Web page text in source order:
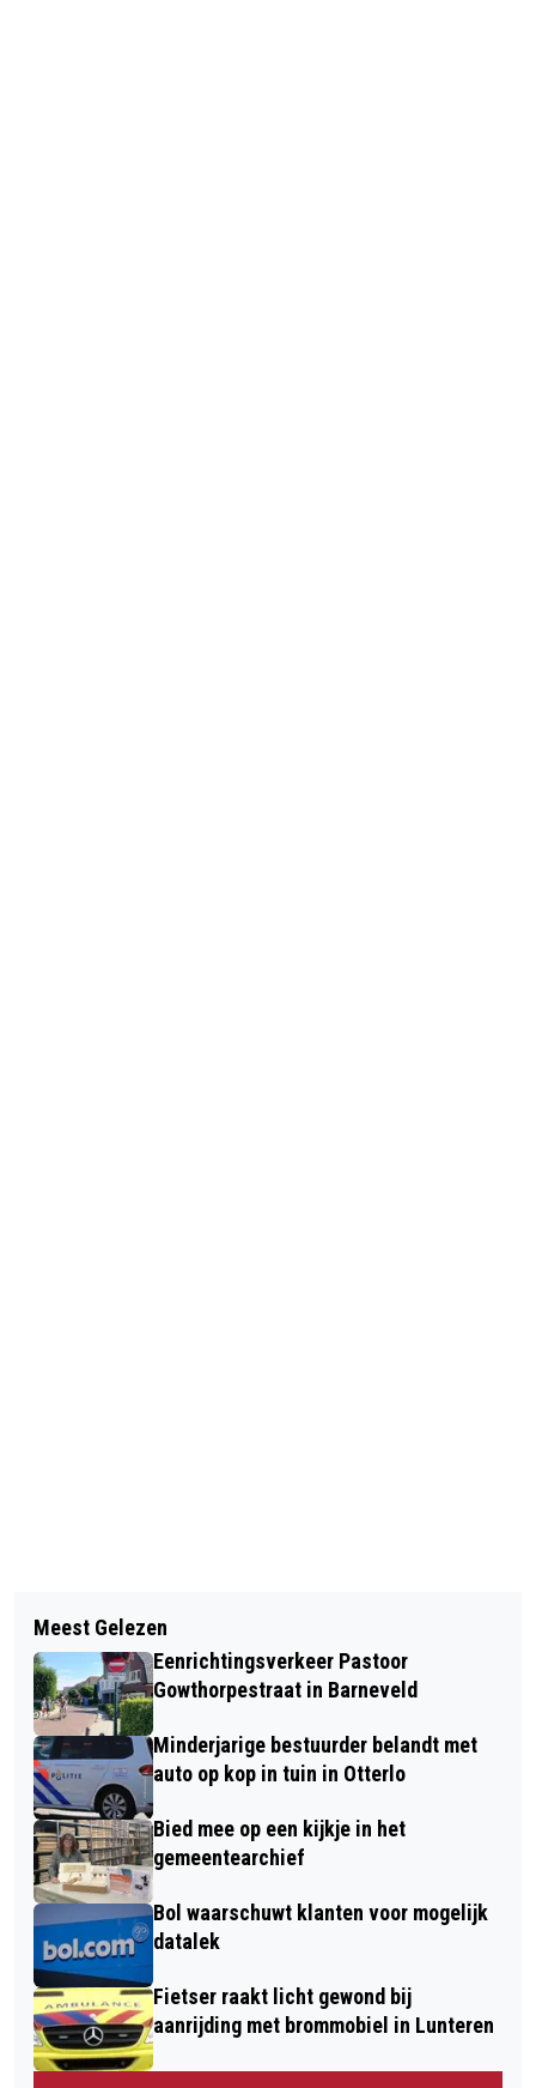
DIESELAUTO IN BRAND DOOR
TANKFOUT BESTUURDER - TANKT
BENZINE IN PLAATS VAN DIESEL
AUTOBRAND AAN DE RING IN
WEKEROM - MOGELIJK
BRANDSTICHTING
Meest Gelezen
Eenrichtingsverkeer Pastoor
Gowthorpestraat in Barneveld
Minderjarige bestuurder belandt met
auto op kop in tuin in Otterlo
Bied mee op een kijkje in het
gemeentearchief
Bol waarschuwt klanten voor mogelijk
datalek
Fietser raakt licht gewond bij
aanrijding met brommobiel in Lunteren